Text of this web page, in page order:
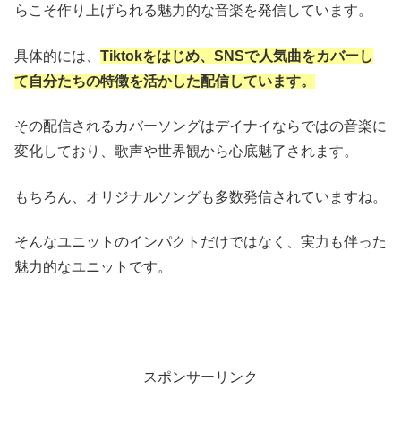
らこそ作り上げられる魅力的な音楽を発信しています。
具体的には、 Tiktokをはじめ、SNSで人気曲をカバーし
て自分たちの特徴を活かした配信しています。
その配信されるカバーソングはデイナイならではの音楽に
変化しており、歌声や世界観から心底魅了されます。
もちろん、オリジナルソングも多数発信されていますね。
そんなユニットのインパクトだけではなく、実力も伴った
魅力的なユニットです。
スポンサーリンク